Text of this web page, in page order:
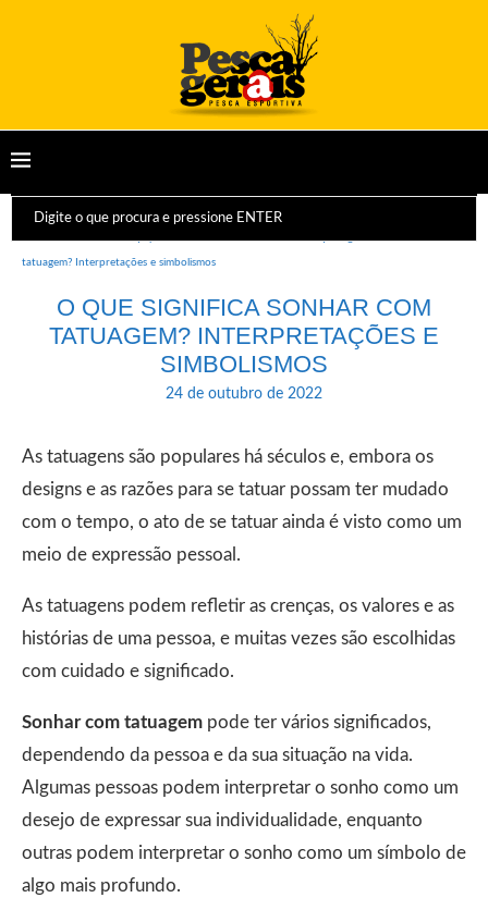
tatuagem? Interpretações e simbolismos
O QUE SIGNIFICA SONHAR COM
TATUAGEM? INTERPRETAÇÕES E
SIMBOLISMOS
24 de outubro de 2022
As tatuagens são populares há séculos e, embora os
designs e as razões para se tatuar possam ter mudado
com o tempo, o ato de se tatuar ainda é visto como um
meio de expressão pessoal.
As tatuagens podem refletir as crenças, os valores e as
histórias de uma pessoa, e muitas vezes são escolhidas
com cuidado e significado.
Sonhar com tatuagem pode ter vários significados,
dependendo da pessoa e da sua situação na vida.
Algumas pessoas podem interpretar o sonho como um
desejo de expressar sua individualidade, enquanto
outras podem interpretar o sonho como um símbolo de
algo mais profundo.